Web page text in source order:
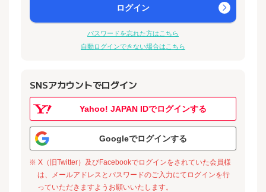
ログイン
パスワードを忘れた方はこちら
自動ログインできない場合はこちら
SNSアカウントでログイン
Yahoo! JAPAN IDでログインする
Googleでログインする
※ X（旧Twitter）及びFacebookでログインをされていた会員様
は、メールアドレスとパスワードのご入力にてログインを行
っていただきますようお願いいたします。